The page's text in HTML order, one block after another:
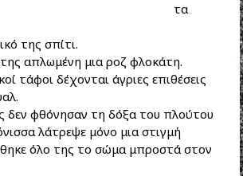
της σπίτι.
απλωμένη μια ροζ φλοκάτη.
τάφοι δέχονται άγριες επιθέσεις
δεν φθόνησαν τη δόξα του πλούτου
λάτρεψε μόνο μια στιγμή
όλο της το σώμα μπροστά στον
της